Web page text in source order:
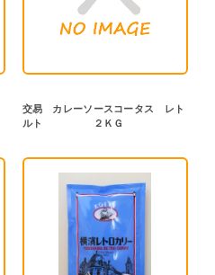
交易 カレーソースコータス レト
ルト ２ＫＧ